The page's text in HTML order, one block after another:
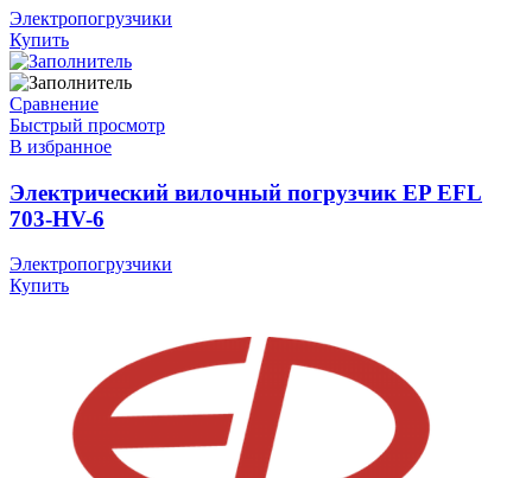
Электропогрузчики
Купить
Сравнение
Быстрый просмотр
В избранное
Электрический вилочный погрузчик EP EFL
703-HV-6
Электропогрузчики
Купить